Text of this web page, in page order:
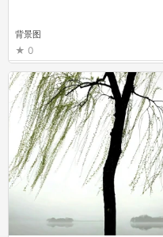
背景图
0